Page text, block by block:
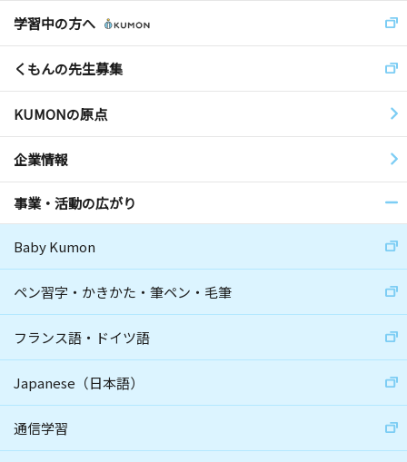
学習中の方へ
くもんの先生募集
KUMONの原点
企業情報
事業・活動の広がり
Baby Kumon
ペン習字・かきかた・筆ペン・毛筆
フランス語・ドイツ語
Japanese（日本語）
通信学習